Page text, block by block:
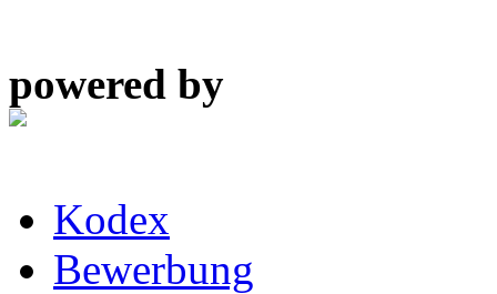
powered by
Kodex
Bewerbung